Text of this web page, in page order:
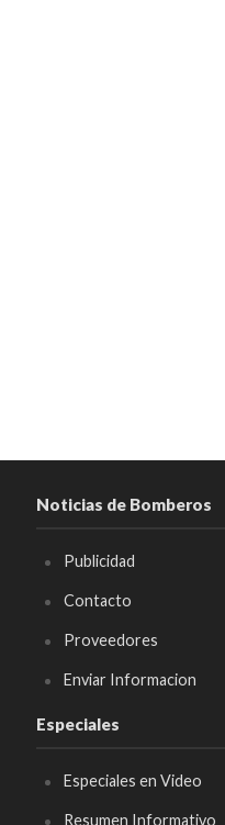
Noticias de Bomberos
Publicidad
Contacto
Proveedores
Enviar Informacion
Especiales
Especiales en Video
Resumen Informativo